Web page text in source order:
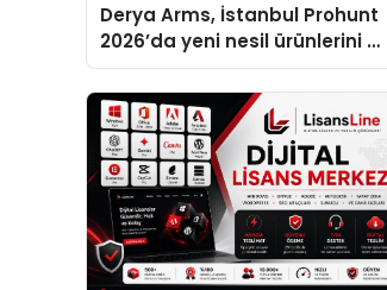
Derya Arms, İstanbul Prohunt
2026’da yeni nesil ürünlerini ve
global marka vizyonunu
sergiledi